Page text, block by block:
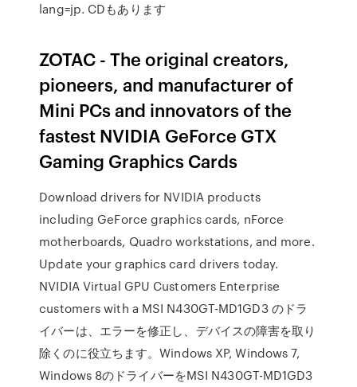
lang=jp. CDもあります
ZOTAC - The original creators,
pioneers, and manufacturer of
Mini PCs and innovators of the
fastest NVIDIA GeForce GTX
Gaming Graphics Cards
Download drivers for NVIDIA products
including GeForce graphics cards, nForce
motherboards, Quadro workstations, and more.
Update your graphics card drivers today.
NVIDIA Virtual GPU Customers Enterprise
customers with a MSI N430GT-MD1GD3 のドラ
イバーは、エラーを修正し、デバイスの障害を取り
除くのに役立ちます。Windows XP, Windows 7,
Windows 8のドライバーをMSI N430GT-MD1GD3